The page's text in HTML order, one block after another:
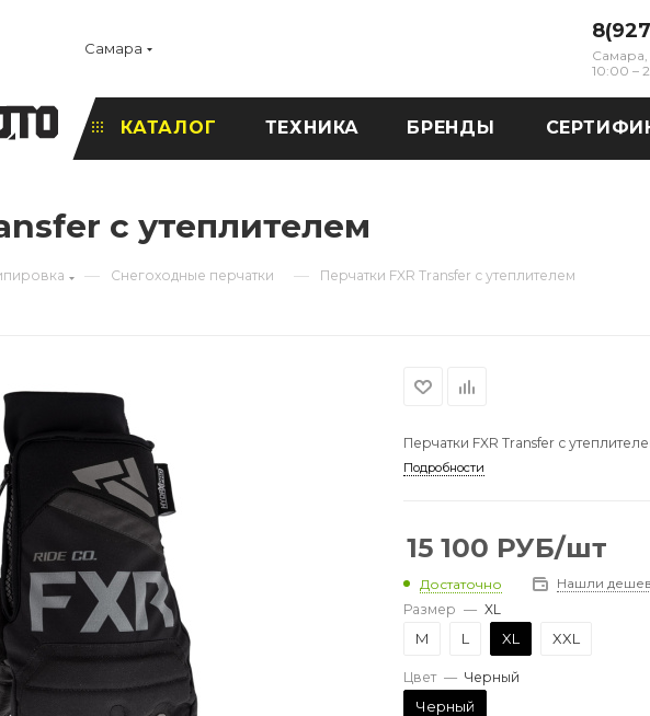
Самара
Самара,
10:00 –
КАТАЛОГ ТЕХНИКА БРЕНДЫ
с утеплителем
— Снегоходные перчатки — Перчатки FXR Transfer с утеплителем
Перчатки FXR Transfer с
Подробности
15 100 РУБ/шт
Достаточно
Нашли
Размер — XL
M L XL XXL
Цвет — Черный
Черный